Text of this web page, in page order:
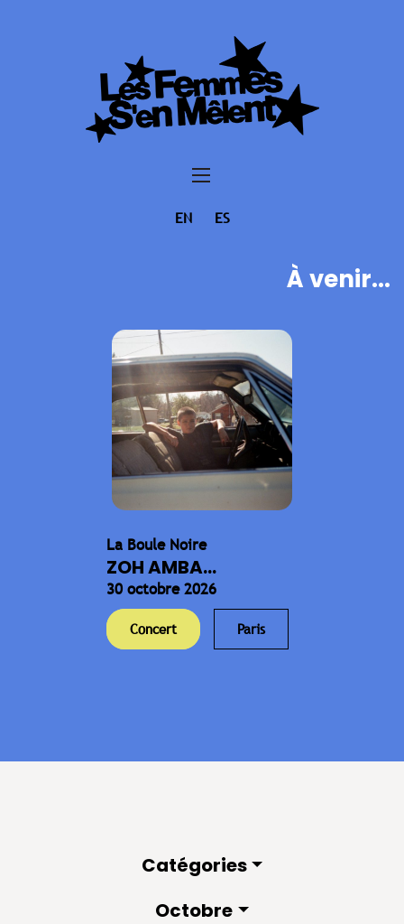
EN ES
À venir...
La Boule Noire
ZOH AMBA...
30 octobre 2026
Concert Paris
Catégories
Octobre